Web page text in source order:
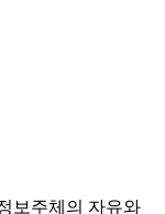
보주체의 자유와